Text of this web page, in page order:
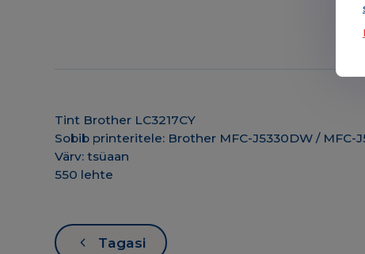
Tint Brother LC3217CY
Sobib printeritele: Brother MFC-J5330DW / MFC-
Värv: tsüaan
550 lehte
Tagasi